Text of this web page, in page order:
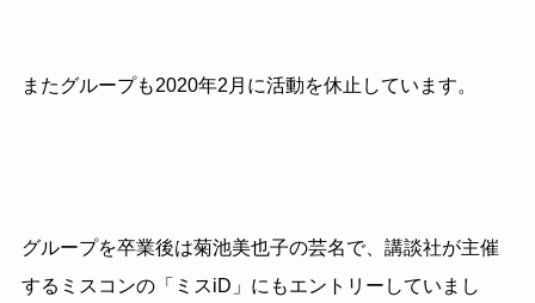
またグループも2020年2月に活動を休止しています。
グループを卒業後は菊池美也子の芸名で、講談社が主催
するミスコンの「ミスiD」にもエントリーしていまし